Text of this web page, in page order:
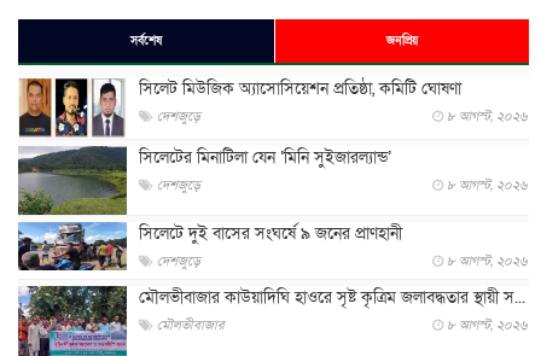
সর্বশেষ জনপ্রিয়
সিলেট মিউজিক অ্যাসোসিয়েশন প্রতিষ্ঠা, কমিটি ঘোষণা
দেশজুড়ে ৮ আগস্ট, ২০২৬
সিলেটের মিনাটিলা যেন ‘মিনি সুইজারল্যান্ড’
দেশজুড়ে ৮ আগস্ট, ২০২৬
সিলেটে দুই বাসের সংঘর্ষে ৯ জনের প্রাণহানী
দেশজুড়ে ৮ আগস্ট, ২০২৬
মৌলভীবাজার কাউয়াদিঘি হাওরে সৃষ্ট কৃত্রিম জলাবদ্ধতার স্থায়ী স...
মৌলভীবাজার ৮ আগস্ট, ২০২৬